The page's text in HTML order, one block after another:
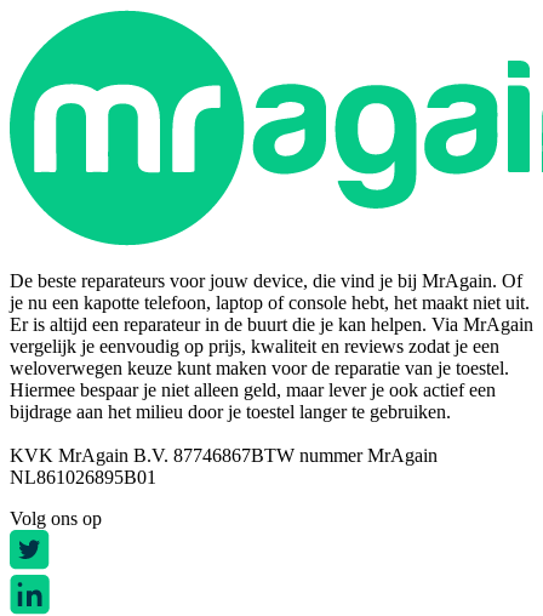
De beste reparateurs voor jouw device, die vind je bij MrAgain. Of
je nu een kapotte telefoon, laptop of console hebt, het maakt niet uit.
Er is altijd een reparateur in de buurt die je kan helpen. Via MrAgain
vergelijk je eenvoudig op prijs, kwaliteit en reviews zodat je een
weloverwegen keuze kunt maken voor de reparatie van je toestel.
Hiermee bespaar je niet alleen geld, maar lever je ook actief een
bijdrage aan het milieu door je toestel langer te gebruiken.
KVK MrAgain B.V. 87746867BTW nummer MrAgain
NL861026895B01
Volg ons op